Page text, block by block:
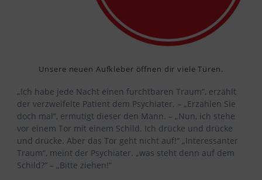
Unsere neuen Aufkleber öffnen dir viele Türen.
„Ich habe jede Nacht einen furchtbaren Traum“, erzählt
der verzweifelte Patient dem Psychiater. – „Erzählen Sie
doch mal“, ermutigt dieser den Mann. – „Nun, ich stehe
vor einem Tor mit einem Schild. Ich drücke und drücke
und drücke. Aber das Tor geht nicht auf!“ „Interessanter
Traum“, meint der Psychiater. „was steht denn auf dem
Schild?“ – „Bitte ziehen!“